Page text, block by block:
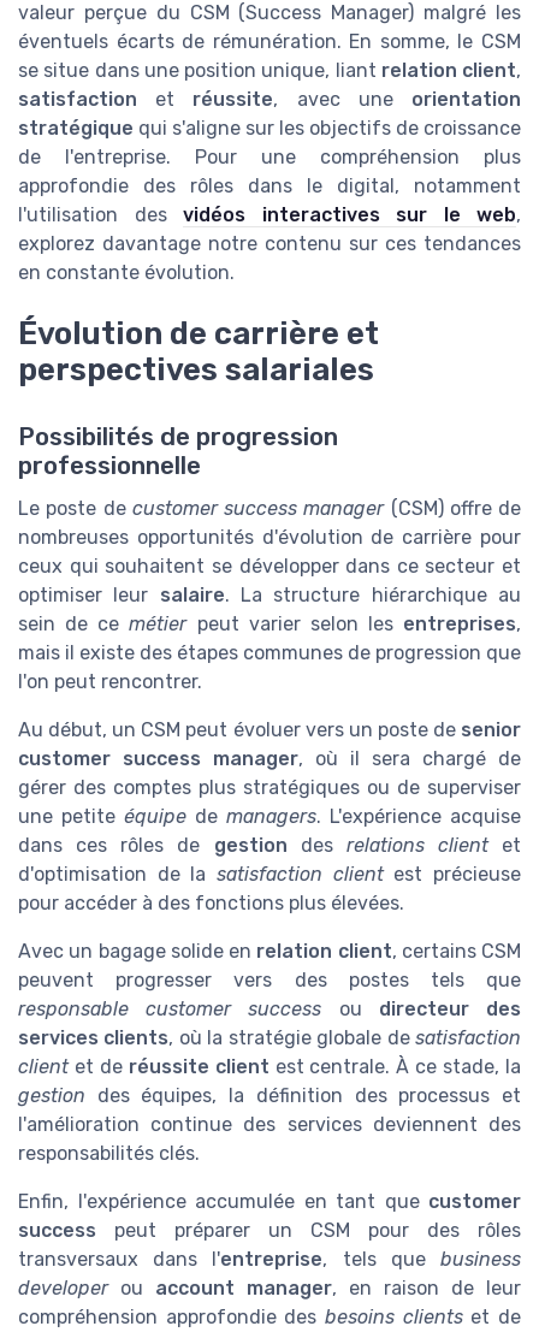
valeur perçue du CSM (Success Manager) malgré les
éventuels écarts de rémunération. En somme, le CSM
se situe dans une position unique, liant relation client,
satisfaction et réussite, avec une orientation
stratégique qui s'aligne sur les objectifs de croissance
de l'entreprise. Pour une compréhension plus
approfondie des rôles dans le digital, notamment
l'utilisation des vidéos interactives sur le web,
explorez davantage notre contenu sur ces tendances
en constante évolution.
Évolution de carrière et
perspectives salariales
Possibilités de progression
professionnelle
Le poste de customer success manager(CSM) offre de
nombreuses opportunités d'évolution de carrière pour
ceux qui souhaitent se développer dans ce secteur et
optimiser leur salaire. La structure hiérarchique au
sein de cemétierpeut varier selon les entreprises,
mais il existe des étapes communes de progression que
l'on peut rencontrer.
Au début, un CSM peut évoluer vers un poste de senior
customer success manager, où il sera chargé de
gérer des comptes plus stratégiques ou de superviser
une petite équipe de managers. L'expérience acquise
dans ces rôles de gestion des relations clientet
d'optimisation de la satisfaction clientest précieuse
pour accéder à des fonctions plus élevées.
Avec un bagage solide en relation client, certains CSM
peuvent progresser vers des postes tels que
responsable customer success ou directeur des
services clients, où la stratégie globale desatisfaction
clientet de réussite client est centrale. À ce stade, la
gestion des équipes, la définition des processus et
l'amélioration continue des services deviennent des
responsabilités clés.
Enfin, l'expérience accumulée en tant que customer
success peut préparer un CSM pour des rôles
transversaux dans l'entreprise, tels quebusiness
developerou account manager, en raison de leur
compréhension approfondie des besoins clientset de